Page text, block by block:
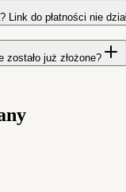
Link do płatności nie
już złożone?